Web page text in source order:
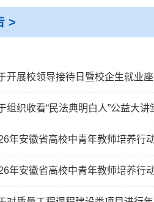
>
开展校领导接待日暨校企生就业
组织收看“民法典明白人”公益大讲
年安徽省高校中青年教师培养行
年安徽省高校中青年教师培养行